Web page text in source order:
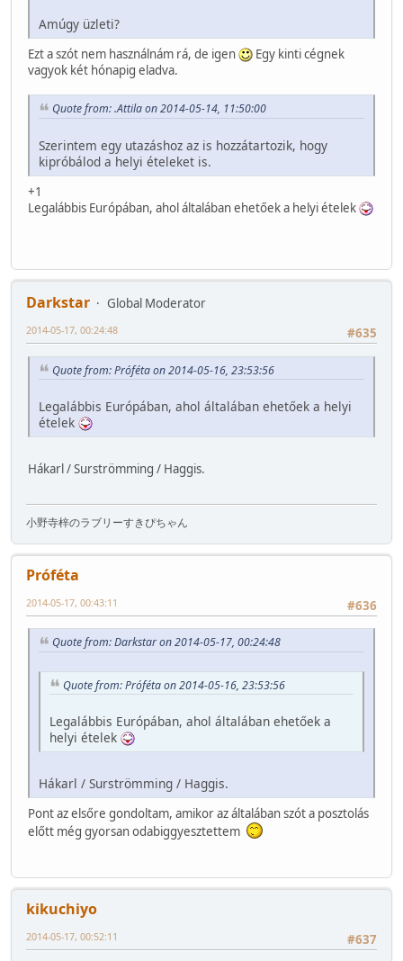
Amúgy üzleti?
Ezt a szót nem használnám rá, de igen
Egy kinti cégnek
vagyok két hónapig eladva.
Quote from: .Attila on 2014-05-14, 11:50:00
Szerintem egy utazáshoz az is hozzátartozik, hogy
kipróbálod a helyi ételeket is.
+1
Legalábbis Európában, ahol általában ehetőek a helyi ételek
Darkstar
Global Moderator
#635
2014-05-17, 00:24:48
Quote from: Próféta on 2014-05-16, 23:53:56
Legalábbis Európában, ahol általában ehetőek a helyi
ételek
Hákarl / Surströmming / Haggis.
小野寺梓のラブリーすきぴちゃん
Próféta
#636
2014-05-17, 00:43:11
Quote from: Darkstar on 2014-05-17, 00:24:48
Quote from: Próféta on 2014-05-16, 23:53:56
Legalábbis Európában, ahol általában ehetőek a
helyi ételek
Hákarl / Surströmming / Haggis.
Pont az elsőre gondoltam, amikor az általában szót a posztolás
előtt még gyorsan odabiggyesztettem
kikuchiyo
#637
2014-05-17, 00:52:11